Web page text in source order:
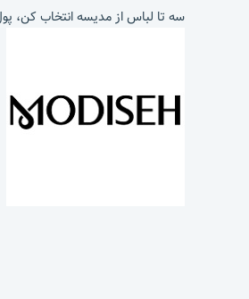
سه تا لباس از مدیسه انتخاب کن،